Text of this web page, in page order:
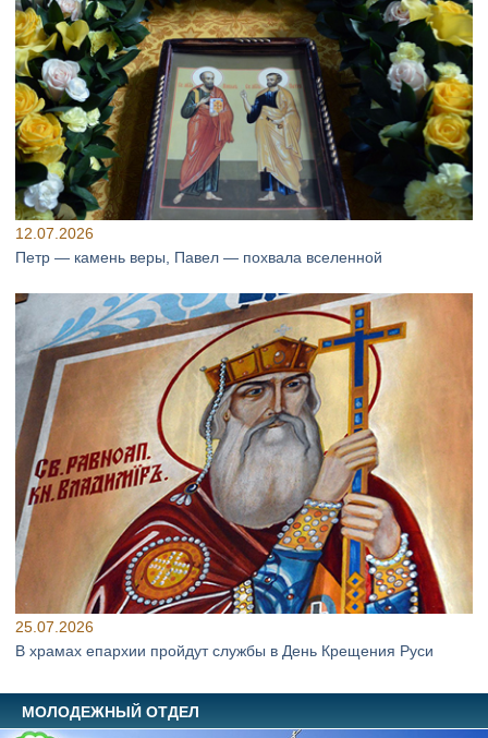
12.07.2026
Петр — камень веры, Павел — похвала вселенной
25.07.2026
В храмах епархии пройдут службы в День Крещения Руси
МОЛОДЕЖНЫЙ ОТДЕЛ